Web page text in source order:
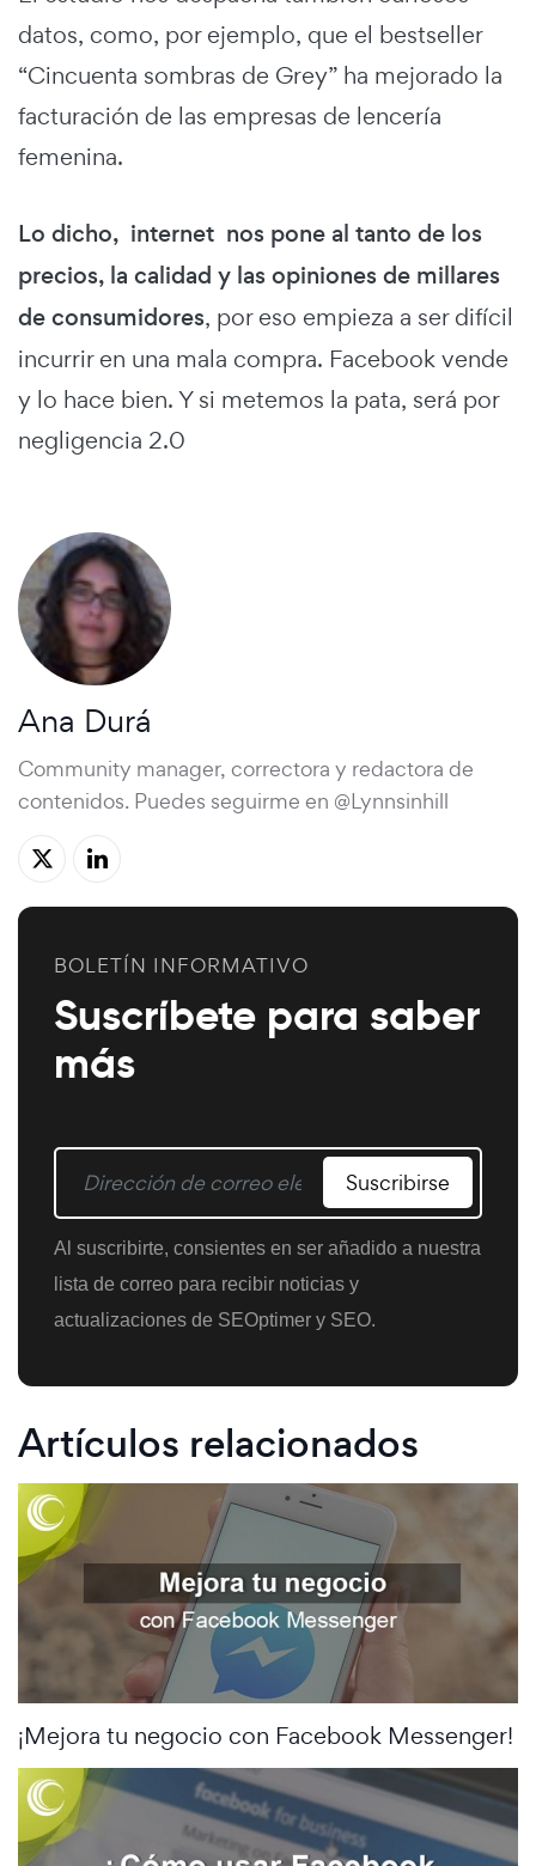
datos, como, por ejemplo, que el bestseller
“Cincuenta sombras de Grey” ha mejorado la
facturación de las empresas de lencería
femenina.
Lo dicho, internet nos pone al tanto de los
precios, la calidad y las opiniones de millares
de consumidores, por eso empieza a ser difícil
incurrir en una mala compra. Facebook vende
y lo hace bien. Y si metemos la pata, será por
negligencia 2.0
Ana Durá
Community manager, correctora y redactora de
contenidos. Puedes seguirme en @Lynnsinhill
BOLETÍN INFORMATIVO
Suscríbete para saber
más
Suscribirse
Al suscribirte, consientes en ser añadido a nuestra
lista de correo para recibir noticias y
actualizaciones de SEOptimer y SEO.
Artículos relacionados
¡Mejora tu negocio con Facebook Messenger!